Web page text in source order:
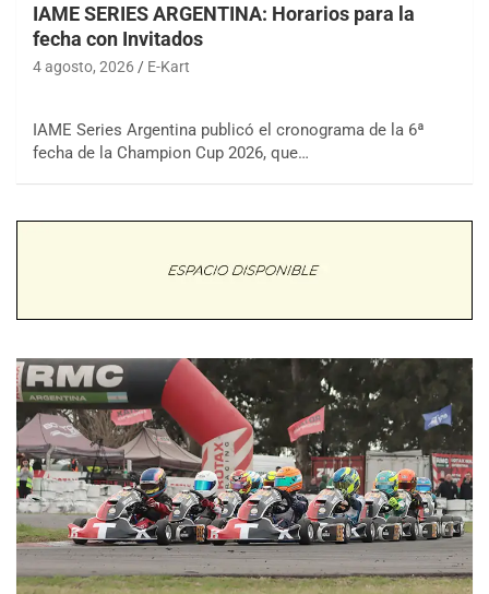
IAME SERIES ARGENTINA: Horarios para la
fecha con Invitados
4 agosto, 2026 E-Kart
IAME Series Argentina publicó el cronograma de la 6ª
fecha de la Champion Cup 2026, que…